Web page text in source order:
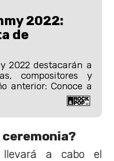
2022:
de
2022 destacarán a
compositores y
anterior: Conoce a
ceremonia?
llevará a cabo el